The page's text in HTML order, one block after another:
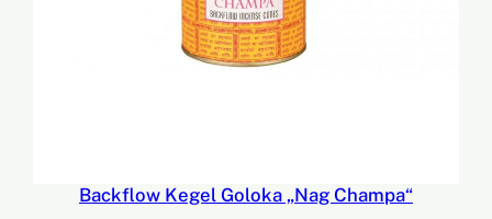
Backflow Kegel Goloka „Nag Champa“